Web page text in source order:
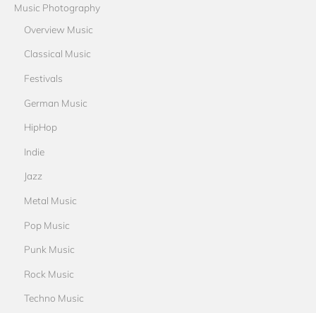
Music Photography
Overview Music
Classical Music
Festivals
German Music
HipHop
Indie
Jazz
Metal Music
Pop Music
Punk Music
Rock Music
Techno Music